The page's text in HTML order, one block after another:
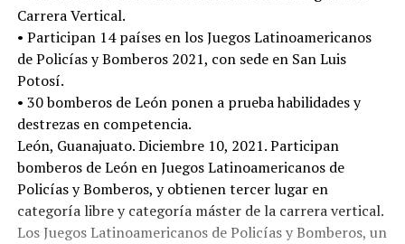
Carrera Vertical.
• Participan 14 países en los Juegos Latinoamericanos
de Policías y Bomberos 2021, con sede en San Luis
Potosí.
• 30 bomberos de León ponen a prueba habilidades y
destrezas en competencia.
León, Guanajuato. Diciembre 10, 2021. Participan
bomberos de León en Juegos Latinoamericanos de
Policías y Bomberos, y obtienen tercer lugar en
categoría libre y categoría máster de la carrera vertical.
Los Juegos Latinoamericanos de Policías y Bomberos, un